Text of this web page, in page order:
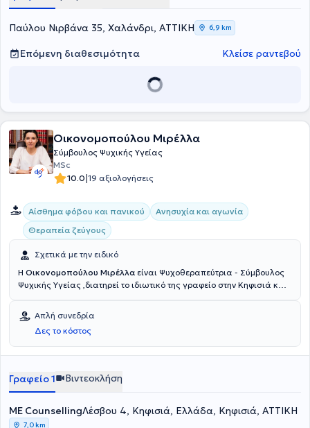
ως μικρόκοσμος των σχέσεων – μια δυναμική πραγματικότητα όπου
οι αλλαγές δεν μένουν στη θεωρία , αλλά επηρεάζουν καθοριστικά
και την υπόλοιπη ζωή των μελών.
Παύλου Νιρβάνα 35, Χαλάνδρι, ΑΤΤΙΚΗ 6,9 km
Επόμενη διαθεσιμότητα Κλείσε ραντεβού
Οικονομοπούλου Μιρέλλα
Σύμβουλος Ψυχικής Υγείας
MSc
10.0|19 αξιολογήσεις
Αίσθημα φόβου και πανικού
Ανησυχία και αγωνία
Θεραπεία ζεύγους
Σχετικά με την ειδικό
Η Οικονομοπούλου Μιρέλλα είναι Ψυχοθεραπεύτρια - Σύμβουλος
Ψυχικής Υγείας ,διατηρεί το ιδιωτικό της γραφείο στην Κηφισιά και
Psychology and Psychotherapy). Έχει θητεύσει στην Α' Ψυχιατρική
Κλινική του Αιγινήτειου Νοσοκομείου ενώ στο ιδιωτικό της γραφείο
αναλαμβάνει πλήθος περιστατικών, έχοντας πάντα στο επίκεντρο
την καλύτερη δυνατή εξυπηρέτηση των εξατομικευμένων αναγκών
Απλή συνεδρία
Δες το κόστος
Γραφείο 1 Βιντεοκλήση
ME CounsellingΛέσβου 4, Κηφισιά, Ελλάδα, Κηφισιά, ΑΤΤΙΚΗ
7,0 km